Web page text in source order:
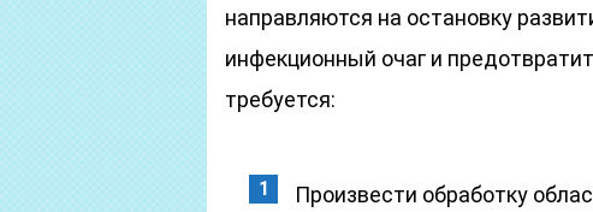
направляются на остановку
инфекционный очаг и
требуется:
Произвести обработку